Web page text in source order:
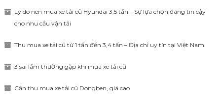
Lý do nên mua xe tải cũ Hyundai 3,5 tấn – Sự lựa chọn đáng tin cậy
cho nhu cầu vận tải
Thu mua xe tải cũ từ 1 tấn đến 3,4 tấn – Địa chỉ uy tín tại Việt Nam
3 sai lầm thường gặp khi mua xe tải cũ
Cần thu mua xe tải cũ Dongben, giá cao